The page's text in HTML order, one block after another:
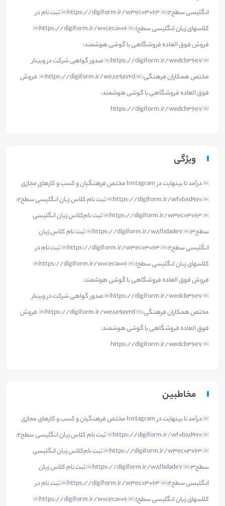
انگلیسی سطح2:￼ https://digiform.ir/w3ec03063￼ ثبت نام در
کلاسهای زبان انگلیسی سطح1:￼ https://digiform.ir/w0ceca006￼
فروش فوق العاده فروشگاهی با گوشی هوشمند:
￼ https://digiform.ir/wedcb36e7￼ صدور گواهی شرکت در وبینار
مختص همکاران فرهنگی:￼ https://digiform.ir/we8e9a72d￼ فروش
فوق العاده فروشگاهی با گوشی هوشمند:
￼ https://digiform.ir/wedcb36e7
ویژگی
￼ درآمد تا بینهایت در Instagram مختص فرهنگیان و کسب و کارهای مجازی
￼ https://digiform.ir/wf0b8d970￼ ثبت نام کلاس زبان انگلیسی سطح2:
￼ https://digiform.ir/w3ec03063￼ ثبت نام‌کلاس زبان انگلیسی
سطح3:￼ https://digiform.ir/w8fbdade7￼ ثبت نام کلاس زبان
انگلیسی سطح2:￼ https://digiform.ir/w3ec03063￼ ثبت نام در
کلاسهای زبان انگلیسی سطح1:￼ https://digiform.ir/w0ceca006￼
فروش فوق العاده فروشگاهی با گوشی هوشمند:
￼ https://digiform.ir/wedcb36e7￼ صدور گواهی شرکت در وبینار
مختص همکاران فرهنگی:￼ https://digiform.ir/we8e9a72d￼ فروش
فوق العاده فروشگاهی با گوشی هوشمند:
￼ https://digiform.ir/wedcb36e7
مخاطبین
￼ درآمد تا بینهایت در Instagram مختص فرهنگیان و کسب و کارهای مجازی
￼ https://digiform.ir/wf0b8d970￼ ثبت نام کلاس زبان انگلیسی سطح2:
￼ https://digiform.ir/w3ec03063￼ ثبت نام‌کلاس زبان انگلیسی
سطح3:￼ https://digiform.ir/w8fbdade7￼ ثبت نام کلاس زبان
انگلیسی سطح2:￼ https://digiform.ir/w3ec03063￼ ثبت نام در
کلاسهای زبان انگلیسی سطح1:￼ https://digiform.ir/w0ceca006￼